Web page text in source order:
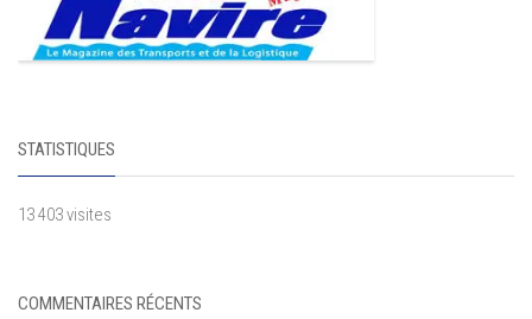
STATISTIQUES
13 403 visites
COMMENTAIRES RÉCENTS